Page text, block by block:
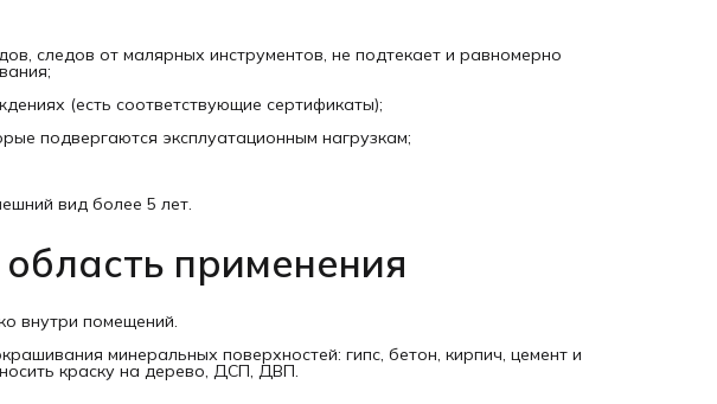
При температуре 20°С и влажности воздуха 65%: полное
высыхание происходит в течение двух часов, а межслойная
влаги в течение 24 часов. При повышенной влажности
высыхание может существенно замедлиться.
Средний расход краски составляет 9 м2/л и зависит от типа
поверхности, и предварительной подготовки ее. Точный
закрытой таре краска может храниться до окончания срока
годности, указанного заводом изготовителем. Срок
Дополнительная информация:
Водная дисперсия акрилового сополимера, диоксид титана,
микронизированный мрамор, тальк, гидроксиэтилцеллюлоза,
следов от малярных инструментов, не подтекает и равномерно
(есть соответствующие сертификаты);
подвергаются эксплуатационным нагрузкам;
вид более 5 лет.
применения
внутри помещений.
минеральных поверхностей: гипс, бетон, кирпич, цемент и
краску на дерево, ДСП, ДВП.